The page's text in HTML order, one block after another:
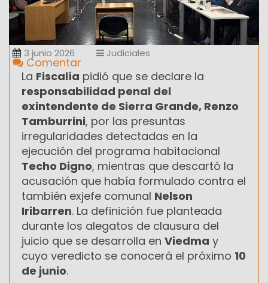
3 junio 2026 Judiciales
Comentar
La Fiscalía pidió que se declare la
responsabilidad penal del
exintendente de Sierra Grande, Renzo
Tamburrini, por las presuntas
irregularidades detectadas en la
ejecución del programa habitacional
Techo Digno, mientras que descartó la
acusación que había formulado contra el
también exjefe comunal Nelson
Iribarren. La definición fue planteada
durante los alegatos de clausura del
juicio que se desarrolla en Viedma y
cuyo veredicto se conocerá el próximo 10
de junio.